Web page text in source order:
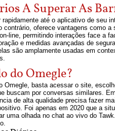
A Superar As
até o aplicativo de seu
contrário, oferece vantagens como
line, permitindo interações face a
e medidas avançadas de
são amplamente usadas em
do Omegle?
Omegle, basta acessar o site,
buscam por conversas similares.
de alta qualidade precisa fazer
Foi apenas em 2020 que a
uma olhada no chat ao vivo do